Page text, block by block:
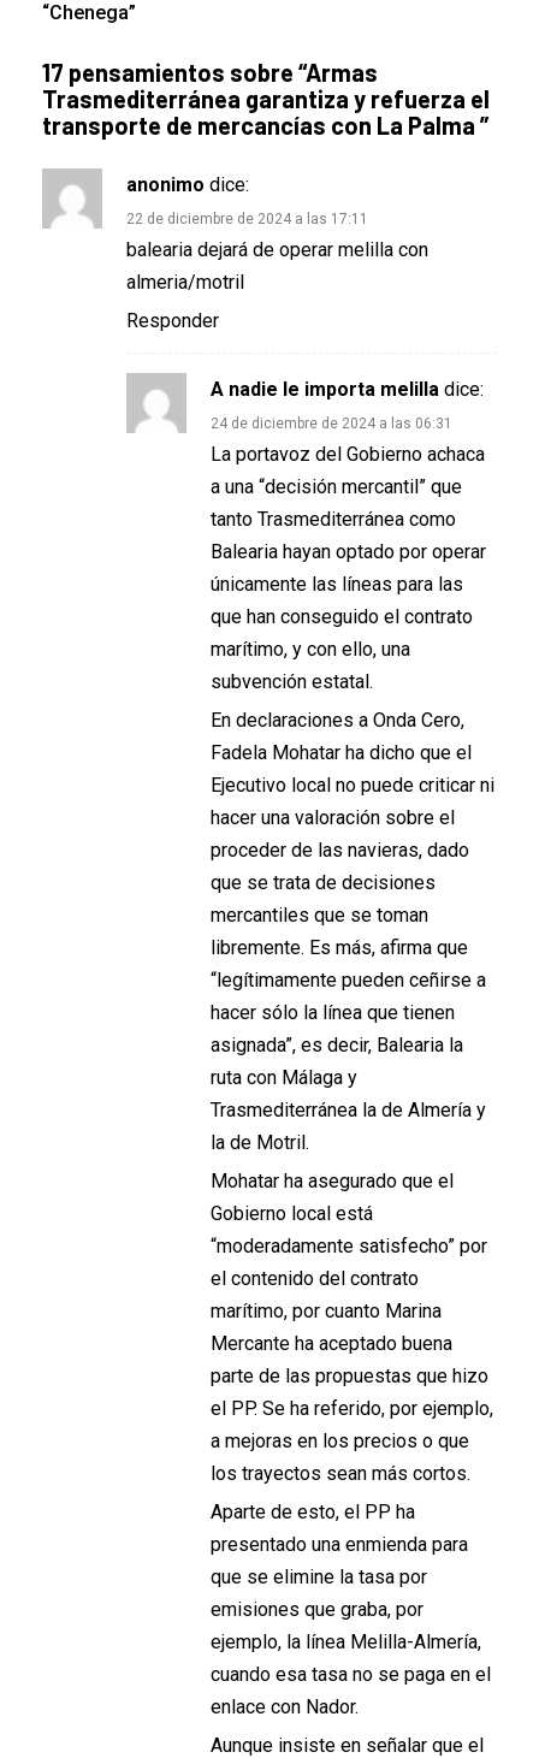
“Chenega”
17 pensamientos sobre “Armas
Trasmediterránea garantiza y refuerza el
transporte de mercancías con La Palma ”
anonimo dice:
22 de diciembre de 2024 a las 17:11
balearia dejará de operar melilla con
almeria/motril
Responder
A nadie le importa melilla dice:
24 de diciembre de 2024 a las 06:31
La portavoz del Gobierno achaca
a una “decisión mercantil” que
tanto Trasmediterránea como
Balearia hayan optado por operar
únicamente las líneas para las
que han conseguido el contrato
marítimo, y con ello, una
subvención estatal.
En declaraciones a Onda Cero,
Fadela Mohatar ha dicho que el
Ejecutivo local no puede criticar ni
hacer una valoración sobre el
proceder de las navieras, dado
que se trata de decisiones
mercantiles que se toman
libremente. Es más, afirma que
“legítimamente pueden ceñirse a
hacer sólo la línea que tienen
asignada”, es decir, Balearia la
ruta con Málaga y
Trasmediterránea la de Almería y
la de Motril.
Mohatar ha asegurado que el
Gobierno local está
“moderadamente satisfecho” por
el contenido del contrato
marítimo, por cuanto Marina
Mercante ha aceptado buena
parte de las propuestas que hizo
el PP. Se ha referido, por ejemplo,
a mejoras en los precios o que
los trayectos sean más cortos.
Aparte de esto, el PP ha
presentado una enmienda para
que se elimine la tasa por
emisiones que graba, por
ejemplo, la línea Melilla-Almería,
cuando esa tasa no se paga en el
enlace con Nador.
Aunque insiste en señalar que el